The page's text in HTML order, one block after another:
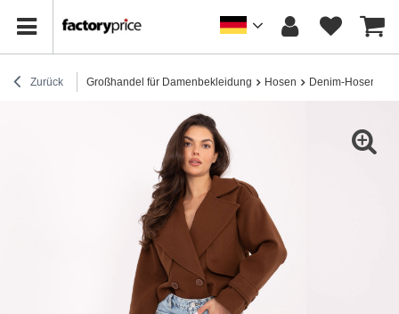
Zurück Großhandel für Damenbekleidung Hosen Denim-Hosen